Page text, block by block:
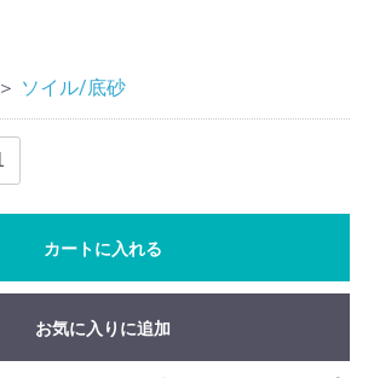
＞ ソイル/底砂
カートに入れる
お気に入りに追加